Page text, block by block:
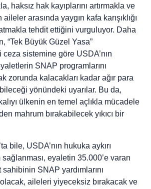
haksız hak kayıplarını artırmakla ve
arasında yaygın kafa karışıklığı
tehdit ettiğini vurguluyor. Daha
“Tek Büyük Güzel Yasa”
ceza sistemine göre USDA’nın
SNAP programlarını
zorunda kalacakları kadar ağır para
yönündeki uyarılar. Bu da,
ülkenin en temel açlıkla mücadele
mahrum bırakabilecek yıkıcı bir
bile, USDA’nın hukuka aykırı
eyaletin 35.000’e varan
SNAP yardımlarını
aileleri yiyeceksiz bırakacak ve